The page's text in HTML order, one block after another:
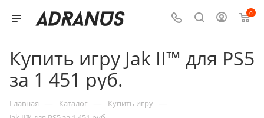
0
Купить игру Jak II™ для PS5
за 1 451 руб.
Главная — Каталог — Купить игру —